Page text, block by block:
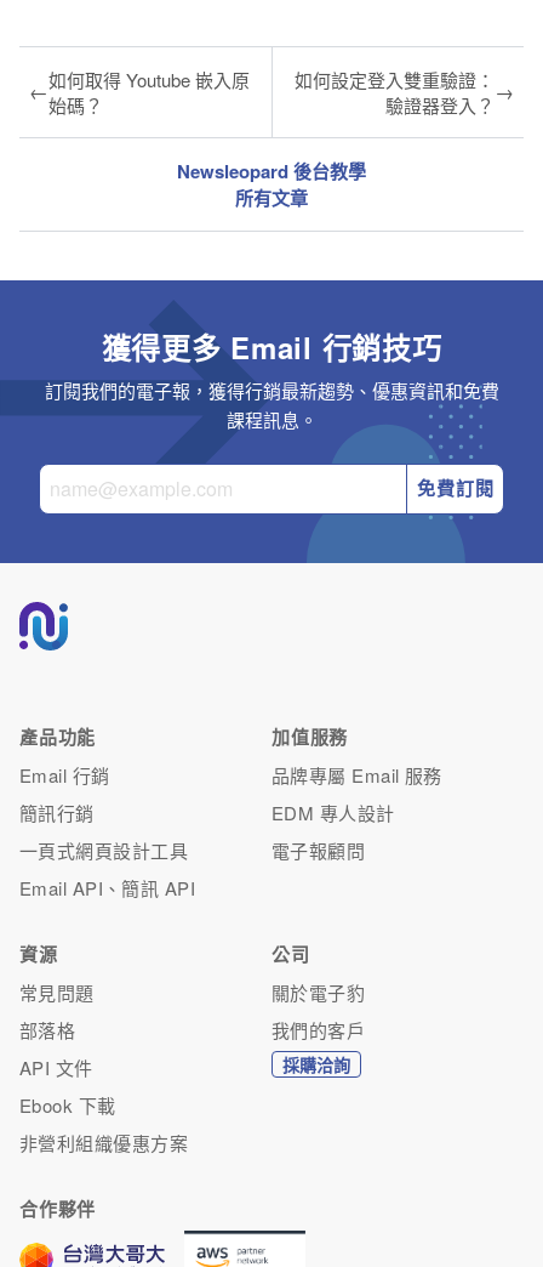
←如何取得 Youtube 嵌入原
始碼？
Newsleopard 後台教學
所有文章
如何設定登入雙重驗證：
驗證器登入？ →
獲得更多 Email 行銷技巧
訂閱我們的電子報，獲得行銷最新趨勢、優惠資訊和免費
課程訊息。
免費訂閱
產品功能
Email 行銷
簡訊行銷
一頁式網頁設計工具
Email API、簡訊 API
加值服務
品牌專屬 Email 服務
EDM 專人設計
電子報顧問
資源
常見問題
部落格
API 文件
Ebook 下載
非營利組織優惠方案
公司
關於電子豹
我們的客戶
採購洽詢
合作夥伴